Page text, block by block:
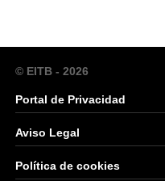
© EITB - 2026
Portal de Privacidad
Aviso Legal
Política de cookies